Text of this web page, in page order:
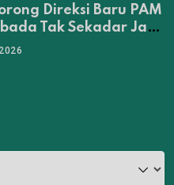
Direksi Baru PAM
Tak Sekadar Jadi